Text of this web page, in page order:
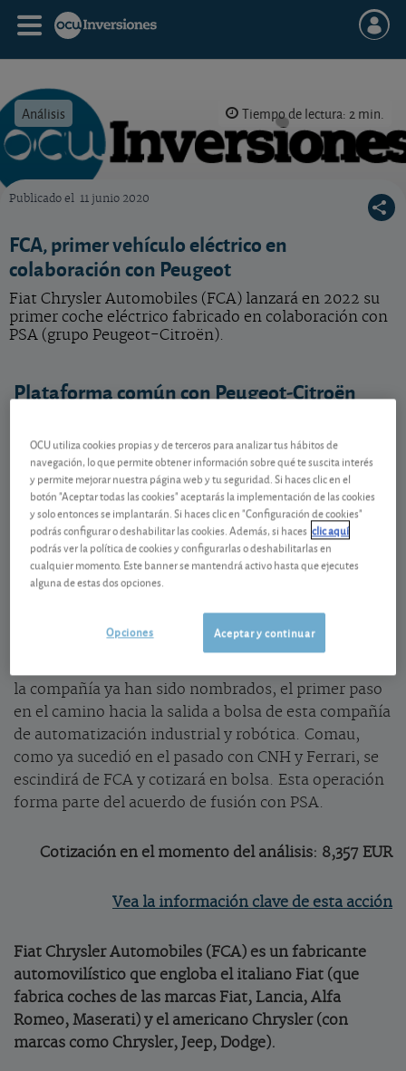
Análisis Tiempo de lectura: 2 min.
Publicado el 11 junio 2020
FCA, primer vehículo eléctrico en
colaboración con Peugeot
Fiat Chrysler Automobiles (FCA) lanzará en 2022 su
primer coche eléctrico fabricado en colaboración con
PSA (grupo Peugeot-Citroën).
Plataforma común con Peugeot-Citroën
nuevo SUV eléctrico que se lanzará al mercado en
2022. Se tratará del primer vehículo fabricado en
colaboración con PSA, ya que la plataforma utilizada
será la misma utilizada para la producción del
Peugeot 208 y 2008 eléctrico.
Escisión y salida a bolsa de Comau
comienzan las operaciones preparatorias para la
la compañía ya han sido nombrados, el primer paso
en el camino hacia la salida a bolsa de esta compañía
de automatización industrial y robótica. Comau,
como ya sucedió en el pasado con CNH y Ferrari, se
escindirá de FCA y cotizará en bolsa. Esta operación
forma parte del acuerdo de fusión con PSA.
Cotización en el momento del análisis: 8,357 EUR
Vea la información clave de esta acción
Fiat Chrysler Automobiles (FCA) es un fabricante
automovilístico que engloba el italiano Fiat (que
fabrica coches de las marcas Fiat, Lancia, Alfa
Romeo, Maserati) y el americano Chrysler (con
marcas como Chrysler, Jeep, Dodge).
OCU utiliza cookies propias y de terceros para analizar tus hábitos de
navegación, lo que permite obtener información sobre qué te suscita interés
y permite mejorar nuestra página web y tu seguridad. Si haces clic en el
botón "Aceptar todas las cookies" aceptarás la implementación de las cookies
y solo entonces se implantarán. Si haces clic en "Configuración de cookies"
podrás configurar o deshabilitar las cookies. Además, si haces clic aquí
podrás ver la política de cookies y configurarlas o deshabilitarlas en
cualquier momento. Este banner se mantendrá activo hasta que ejecutes
alguna de estas dos opciones.
Aceptar y continuar
Opciones